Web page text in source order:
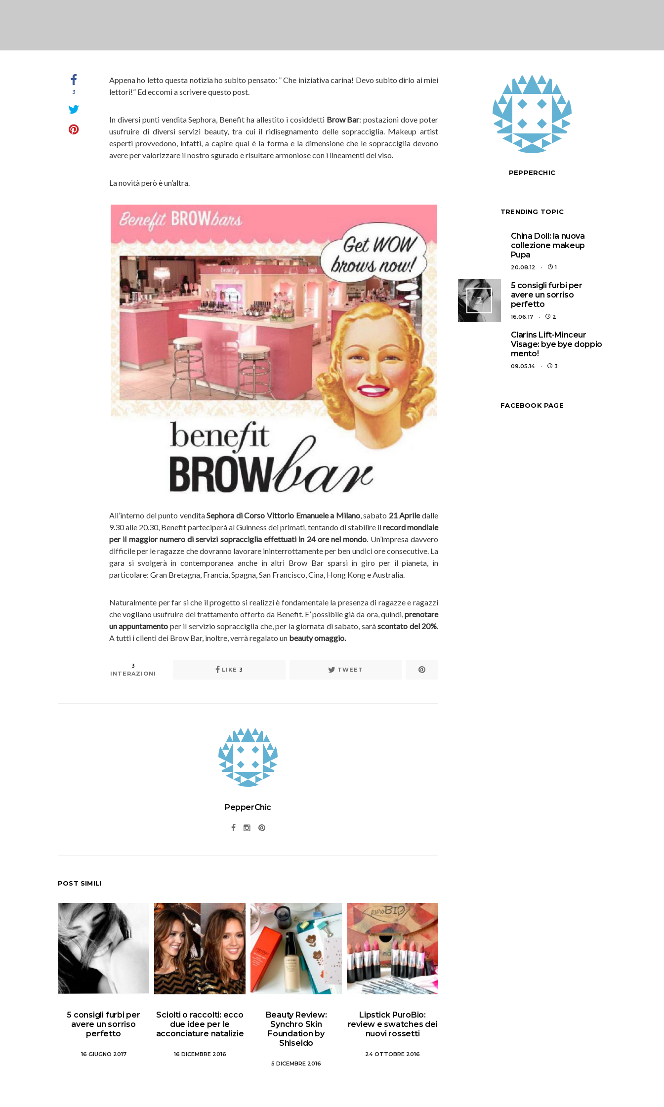
3
Appena ho letto questa notizia ho subito pensato: ” Che iniziativa carina! Devo subito dirlo ai miei
lettori!” Ed eccomi a scrivere questo post.
In diversi punti vendita Sephora, Benefit ha allestito i cosiddetti Brow Bar: postazioni dove poter
usufruire di diversi servizi beauty, tra cui il ridisegnamento delle sopracciglia. Makeup artist
esperti provvedono, infatti, a capire qual è la forma e la dimensione che le sopracciglia devono
avere per valorizzare il nostro sgurado e risultare armoniose con i lineamenti del viso.
La novità però è un’altra.
All’interno del punto venditaSephora di Corso Vittorio Emanuele a Milano, sabato 21 Apriledalle
9.30 alle 20.30, Benefit parteciperà al Guinness dei primati, tentando di stabilire ilrecord mondiale
per il maggior numero di servizi sopracciglia effettuati in 24 ore nel mondo. Un’impresa davvero
difficile per le ragazze che dovranno lavorare ininterrottamente per ben undici ore consecutive. La
gara si svolgerà in contemporanea anche in altri Brow Bar sparsi in giro per il pianeta, in
particolare: Gran Bretagna, Francia, Spagna, San Francisco, Cina, Hong Kong e Australia.
Naturalmente per far si che il progetto si realizzi è fondamentale la presenza di ragazze e ragazzi
che vogliano usufruire del trattamento offerto da Benefit. E’ possibile già da ora, quindi,prenotare
un appuntamento per il servizio sopracciglia che, per la giornata di sabato, saràscontato del 20%.
A tutti i clienti dei Brow Bar, inoltre, verrà regalato un beauty omaggio.
3
INTERAZIONI
LIKE 3 TWEET
PepperChic
POST SIMILI
5 consigli furbi per
avere un sorriso
perfetto
16 GIUGNO 2017
Sciolti o raccolti: ecco
due idee per le
acconciature natalizie
16 DICEMBRE 2016
Beauty Review:
Synchro Skin
Foundation by
Shiseido
5 DICEMBRE 2016
Lipstick PuroBio:
review e swatches dei
nuovi rossetti
24 OTTOBRE 2016
PEPPERCHIC
TRENDING TOPIC
China Doll: la nuova
collezione makeup
Pupa
20.08.12 1
2
5 consigli furbi per
avere un sorriso
perfetto
16.06.17 2
Clarins Lift-Minceur
Visage: bye bye doppio
mento!
09.05.14 3
FACEBOOK PAGE